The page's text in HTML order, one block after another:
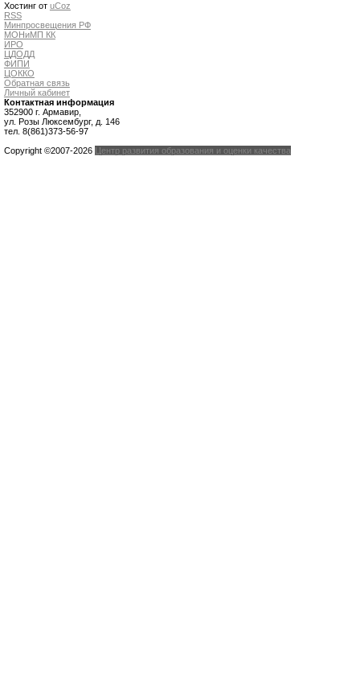
Хостинг от uCoz
RSS
Минпросвещения РФ
МОНиМП КК
ИРО
ЦДОДД
ФИПИ
ЦОККО
Обратная связь
Личный кабинет
Контактная информация
352900 г. Армавир,
ул. Розы Люксембург, д. 146
тел. 8(861)373-56-97
Copyright ©2007-2026 Центр развития образования и оценки качества